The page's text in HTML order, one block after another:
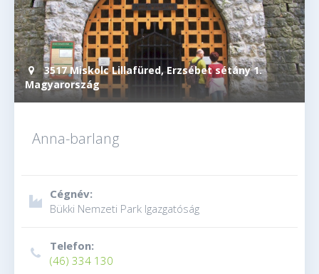
3517 Miskolc Lillafüred, Erzsébet sétány 1.
Magyarország
Anna-barlang
Cégnév:
Bükki Nemzeti Park Igazgatóság
Telefon:
(46) 334 130